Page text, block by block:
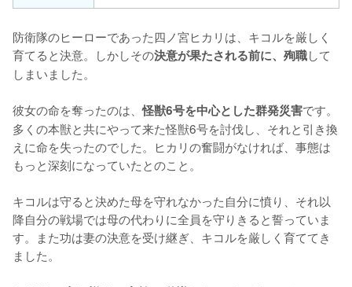
防衛隊のヒーローであった四ノ宮ヒカリは、キコルを厳しく
育てると決意。しかしその決意が果たされる前に、殉職して
しまいました。
彼女の命を奪ったのは、怪獣6号を中心とした群発災害です。
多くの本獣と共にやって来た怪獣6号を討伐し、それと引き換
えに命を失ったのでした。ヒカリの奮闘がなければ、事態は
もっと深刻になっていたとのこと。
キコルは守ると決めた母を守れなかった自分に憤り、それ以
降自分の戦場では母の代わりに全員を守りきると誓っていま
す。また功は妻の決意を受け継ぎ、キコルを厳しく育ててき
ました。